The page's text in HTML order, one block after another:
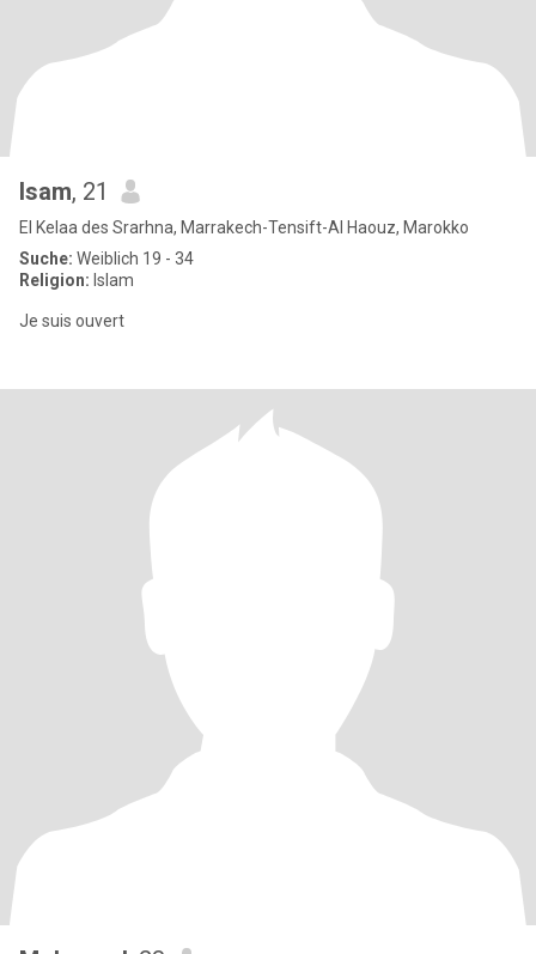
Isam, 21
El Kelaa des Srarhna, Marrakech-Tensift-Al Haouz, Marokko
Suche: Weiblich 19 - 34
Religion: Islam
Je suis ouvert